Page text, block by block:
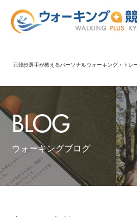
元競歩選手が教えるパーソナルウォーキング・トレ
BLOG
ウォーキングブログ